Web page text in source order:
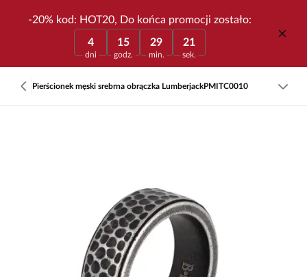
-20% kod: HOT20, Do końca promocji zostało:
4
dni
15
godz.
29
min.
21
sek.
Pierścionek męski srebrna obrączka LumberjackPMITC0010